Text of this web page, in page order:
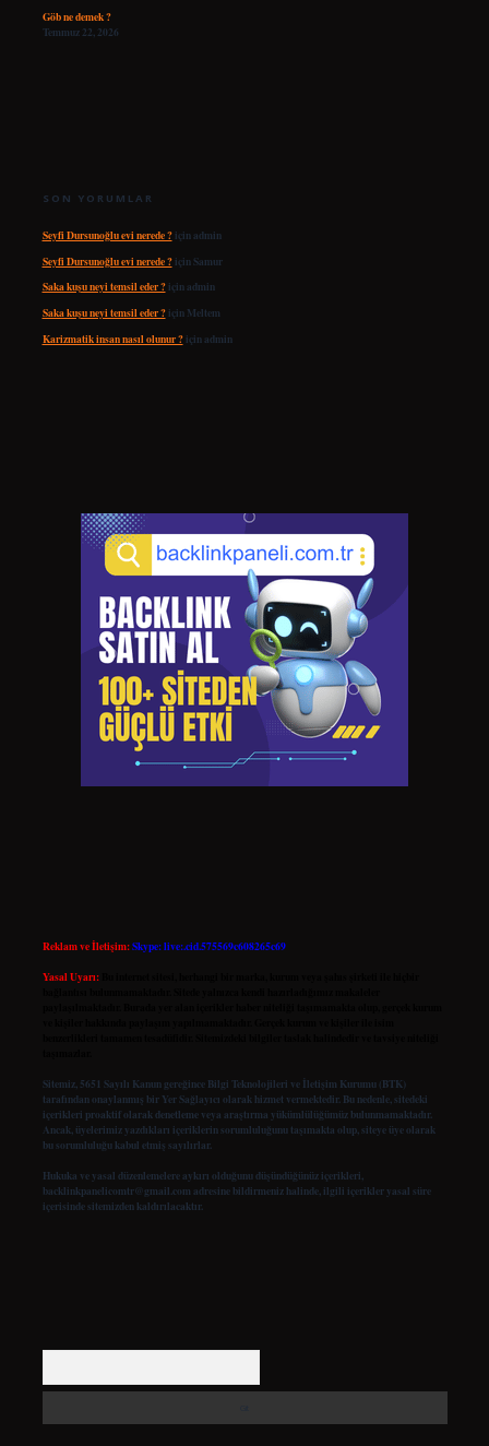
Göb ne demek ?
Temmuz 22, 2026
SON YORUMLAR
Seyfi Dursunoğlu evi nerede ?içinadmin
Seyfi Dursunoğlu evi nerede ?içinSamur
Saka kuşu neyi temsil eder ?içinadmin
Saka kuşu neyi temsil eder ?için Meltem
Karizmatik insan nasıl olunur ?içinadmin
Reklam ve İletişim:Skype: live:.cid.575569c608265c69
Yasal Uyarı:
Sitemiz, 5651 Sayılı Kanun gereğince Bilgi Teknolojileri ve İletişim Kurumu (BTK)
tarafından onaylanmış bir Yer Sağlayıcı olarak hizmet vermektedir. Bu nedenle, sitedeki
içerikleri proaktif olarak denetleme veya araştırma yükümlülüğümüz bulunmamaktadır.
Ancak, üyelerimiz yazdıkları içeriklerin sorumluluğunu taşımakta olup, siteye üye olarak
bu sorumluluğu kabul etmiş sayılırlar.
Hukuka ve yasal düzenlemelere aykırı olduğunu düşündüğünüz içerikleri,
backlinkpanelicomtr@gmail.com adresine bildirmeniz halinde, ilgili içerikler yasal süre
içerisinde sitemizden kaldırılacaktır.